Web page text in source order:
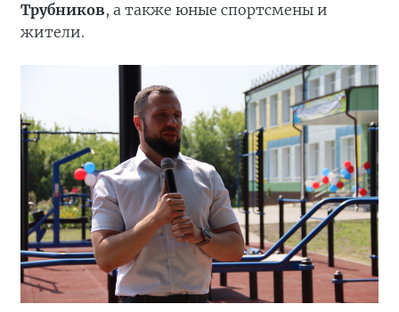
Трубников, а также юные спортсмены и
жители.